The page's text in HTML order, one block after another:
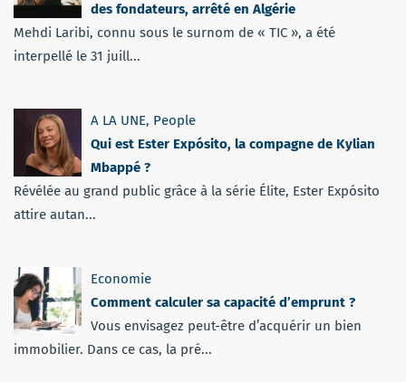
des fondateurs, arrêté en Algérie
Mehdi Laribi, connu sous le surnom de « TIC », a été
interpellé le 31 juill...
A LA UNE, People
Qui est Ester Expósito, la compagne de Kylian
Mbappé ?
Révélée au grand public grâce à la série Élite, Ester Expósito
attire autan...
Economie
Comment calculer sa capacité d’emprunt ?
Vous envisagez peut-être d’acquérir un bien
immobilier. Dans ce cas, la pré...